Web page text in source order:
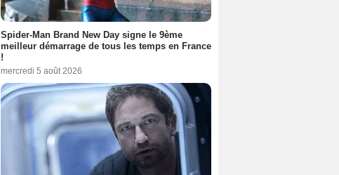
Spider-Man Brand New Day signe le 9ème
meilleur démarrage de tous les temps en France
!
mercredi 5 août 2026